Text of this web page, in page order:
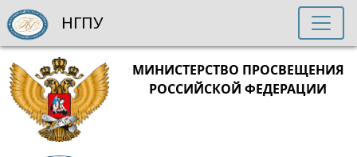
МИНИСТЕРСТВО ПРОСВЕЩЕНИЯ
РОССИЙСКОЙ ФЕДЕРАЦИИ
НГПУ